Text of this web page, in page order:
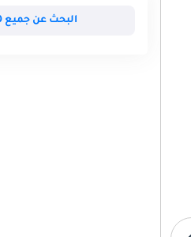
البحث عن جميع NP 300 للبيع